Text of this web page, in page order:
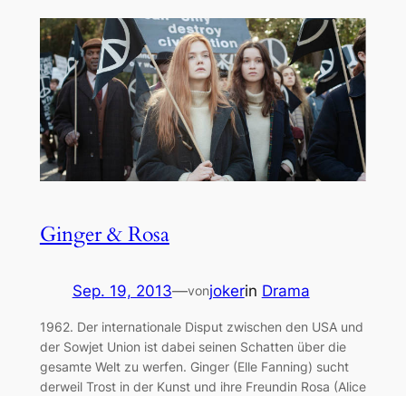
Ginger & Rosa
Sep. 19, 2013—vonjokerin Drama
1962. Der internationale Disput zwischen den USA und
der Sowjet Union ist dabei seinen Schatten über die
gesamte Welt zu werfen. Ginger (Elle Fanning) sucht
derweil Trost in der Kunst und ihre Freundin Rosa (Alice